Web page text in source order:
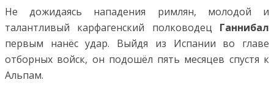
Не дожидаясь нападения римлян, молодой и
талантливый карфагенский полководец Ганнибал
первым нанёс удар. Выйдя из Испании во главе
отборных войск, он подошёл пять месяцев спустя к
Альпам.